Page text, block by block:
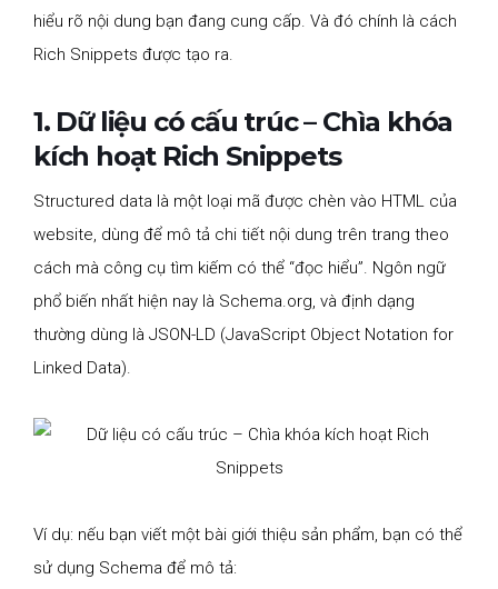
hiểu rõ nội dung bạn đang cung cấp. Và đó chính là cách
Rich Snippets được tạo ra.
1. Dữ liệu có cấu trúc – Chìa khóa
kích hoạt Rich Snippets
Structured data là một loại mã được chèn vào HTML của
website, dùng để mô tả chi tiết nội dung trên trang theo
cách mà công cụ tìm kiếm có thể “đọc hiểu”. Ngôn ngữ
phổ biến nhất hiện nay là Schema.org, và định dạng
thường dùng là JSON-LD (JavaScript Object Notation for
Linked Data).
Ví dụ: nếu bạn viết một bài giới thiệu sản phẩm, bạn có thể
sử dụng Schema để mô tả: